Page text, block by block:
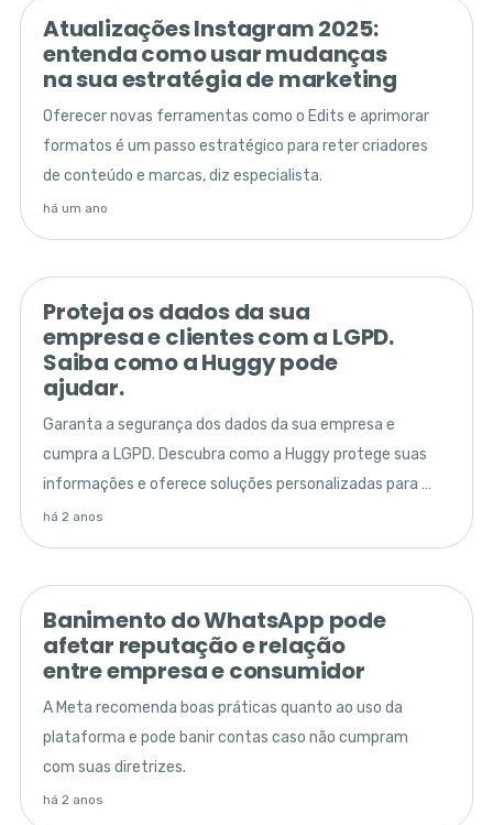
Atualizações Instagram 2025:
entenda como usar mudanças
na sua estratégia de marketing
Oferecer novas ferramentas como o Edits e aprimorar
formatos é um passo estratégico para reter criadores
de conteúdo e marcas, diz especialista.
há um ano
Proteja os dados da sua
empresa e clientes com a LGPD.
Saiba como a Huggy pode
ajudar.
Garanta a segurança dos dados da sua empresa e
cumpra a LGPD. Descubra como a Huggy protege suas
informações e oferece soluções personalizadas para o
seu negócio.
há 2 anos
Banimento do WhatsApp pode
afetar reputação e relação
entre empresa e consumidor
A Meta recomenda boas práticas quanto ao uso da
plataforma e pode banir contas caso não cumpram
com suas diretrizes.
há 2 anos